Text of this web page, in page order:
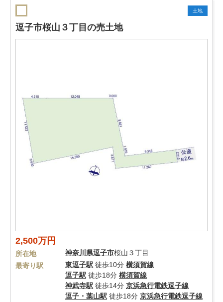
土地
逗子市桜山３丁目の売土地
2,500万円
所在地 神奈川県逗子市桜山３丁目
最寄り駅
東逗子駅 徒歩10分 横須賀線
逗子駅 徒歩18分 横須賀線
神武寺駅 徒歩14分 京浜急行電鉄逗子線
逗子・葉山駅 徒歩18分 京浜急行電鉄逗子線